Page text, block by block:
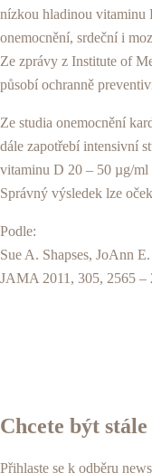
nízkou hladinou vitaminu
onemocnění, srdeční i
Ze zprávy z Institute of
působí ochranně
Ze studia onemocnění
dále zapotřebí intensivní
vitaminu D 20 – 50 µg/
Správný výsledek lze
Podle:
Sue A. Shapses, JoAnn
JAMA 2011, 305, 2565 –
Chcete být
Přihlaste se k odběru